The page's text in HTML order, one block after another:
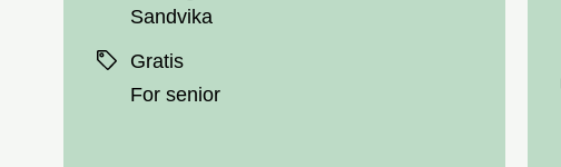
Sandvika
Gratis
For senior